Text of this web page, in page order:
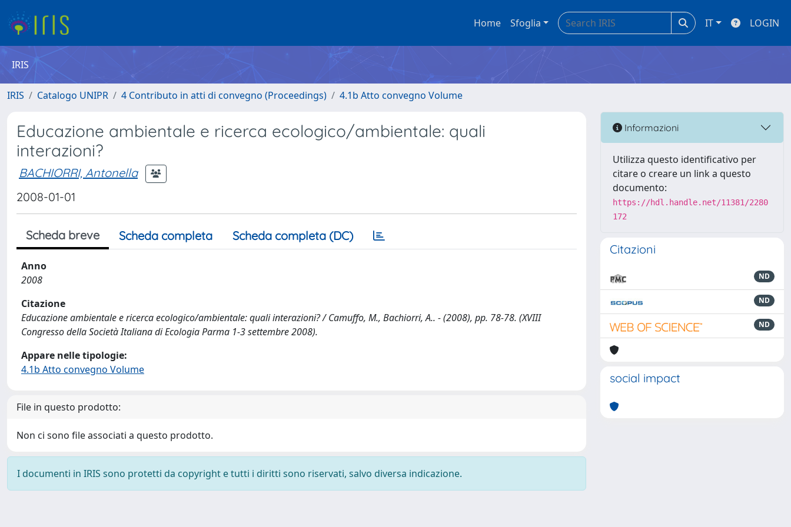
Home Sfoglia IT LOGIN
IRIS
IRIS Catalogo UNIPR 4 Contributo in atti di convegno (Proceedings) 4.1b Atto convegno Volume
Educazione ambientale e ricerca ecologico/ambientale: quali
interazioni?
BACHIORRI, Antonella
2008-01-01
Scheda breve Scheda completa Scheda completa (DC)
Anno
2008
Citazione
Educazione ambientale e ricerca ecologico/ambientale: quali interazioni? / Camuffo, M., Bachiorri, A.. - (2008), pp. 78-78. (XVIII
Congresso della Società Italiana di Ecologia Parma 1-3 settembre 2008).
Appare nelle tipologie:
4.1b Atto convegno Volume
File in questo prodotto:
Non ci sono file associati a questo prodotto.
I documenti in IRIS sono protetti da copyright e tutti i diritti sono riservati, salvo diversa indicazione.
Informazioni
Utilizza questo identificativo per
citare o creare un link a questo
documento:
https://hdl.handle.net/11381/2280
172
Citazioni
ND
ND
ND
social impact